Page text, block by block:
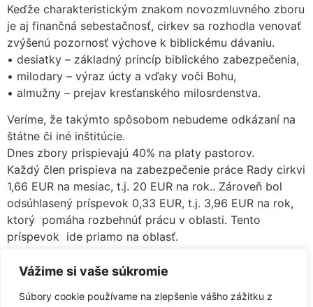
Vážime si vaše súkromie
Súbory cookie používame na zlepšenie vášho zážitku z
Keďže charakteristickým znakom novozmluvného zboru
je aj finančná sebestačnosť, cirkev sa rozhodla venovať
zvýšenú pozornosť výchove k biblickému dávaniu.
• desiatky – základný princíp biblického zabezpečenia,
• milodary – výraz úcty a vďaky voči Bohu,
• almužny – prejav kresťanského milosrdenstva.
Veríme, že takýmto spôsobom nebudeme odkázaní na
štátne či iné inštitúcie.
Dnes zbory prispievajú 40% na platy pastorov.
Každý člen prispieva na zabezpečenie práce Rady cirkvi
1,66 EUR na mesiac, t.j. 20 EUR na rok.. Zároveň bol
odsúhlasený príspevok 0,33 EUR, t.j. 3,96 EUR na rok,
ktorý pomáha rozbehnúť prácu v oblasti. Tento
príspevok ide priamo na oblasť.
projektu 1 Euro na člena na rok pre prácu PEFu v
Zborom navrhujeme vyčleniť zo svojho rozpočtu 20%